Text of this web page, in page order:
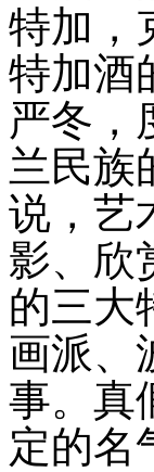
特加，
特加酒
严冬，
兰民族
说，艺
影、欣
的三大
画派、
事。真
定的名